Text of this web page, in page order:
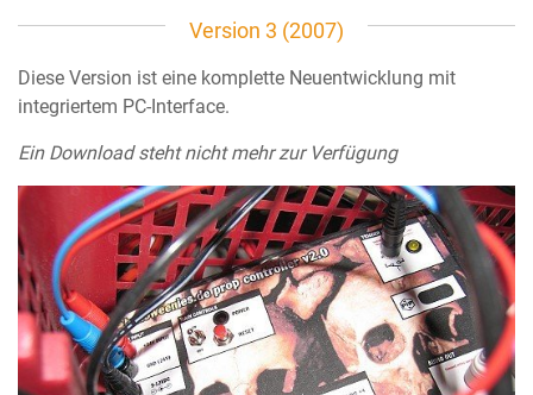
Version 3 (2007)
Diese Version ist eine komplette Neuentwicklung mit
integriertem PC-Interface.
Ein Download steht nicht mehr zur Verfügung